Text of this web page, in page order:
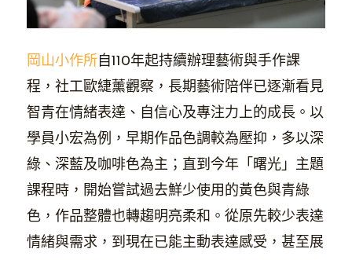
岡山小作所自110年起持續辦理藝術與手作課
程，社工歐緁薰觀察，長期藝術陪伴已逐漸看見
智青在情緒表達、自信心及專注力上的成長。以
學員小宏為例，早期作品色調較為壓抑，多以深
綠、深藍及咖啡色為主；直到今年「曙光」主題
課程時，開始嘗試過去鮮少使用的黃色與青綠
色，作品整體也轉趨明亮柔和。從原先較少表達
情緒與需求，到現在已能主動表達感受，甚至展